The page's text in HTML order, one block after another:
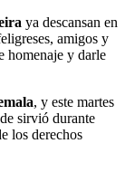
ya descansan en
amigos y
homenaje y darle
, y este martes
sirvió durante
los derechos